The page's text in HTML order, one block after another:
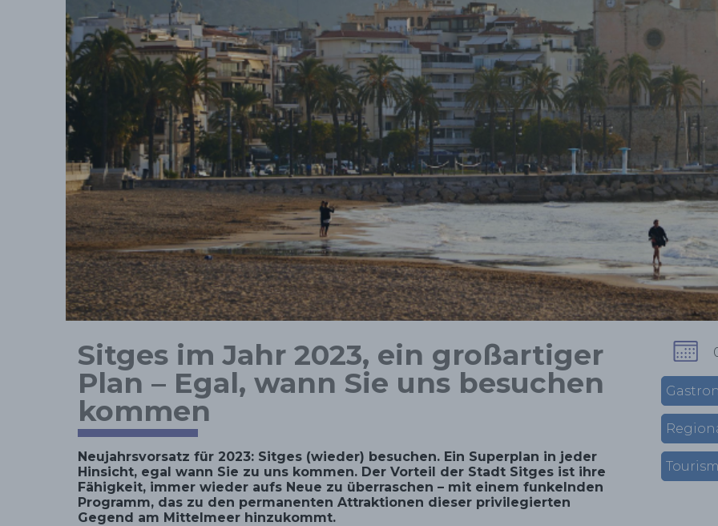
Sitges im Jahr 2023, ein großartiger
Plan – Egal, wann Sie uns besuchen
kommen
Neujahrsvorsatz für 2023: Sitges (wieder) besuchen. Ein Superplan in jeder
Hinsicht, egal wann Sie zu uns kommen. Der Vorteil der Stadt Sitges ist ihre
Fähigkeit, immer wieder aufs Neue zu überraschen – mit einem funkelnden
Programm, das zu den permanenten Attraktionen dieser privilegierten
Gegend am Mittelmeer hinzukommt.